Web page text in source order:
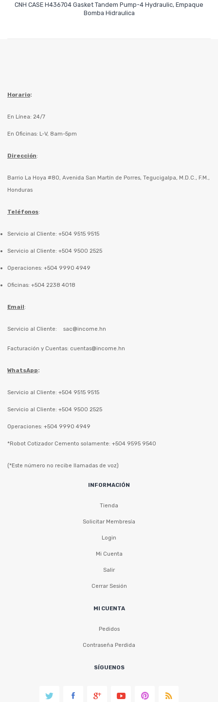
CNH CASE H436704 Gasket Tandem Pump-4 Hydraulic, Empaque
Bomba Hidraulica
Leer Más
Horario:
En Línea: 24/7
En Oficinas: L-V, 8am-5pm
Dirección:
Barrio La Hoya #80, Avenida San Martín de Porres, Tegucigalpa, M.D.C., F.M.,
Honduras
Teléfonos:
Servicio al Cliente: +504 9515 9515
Servicio al Cliente: +504 9500 2525
Operaciones: +504 9990 4949
Oficinas: +504 2238 4018
Email:
Servicio al Cliente: sac@income.hn
Facturación y Cuentas: cuentas@income.hn
WhatsApp:
Servicio al Cliente: +504 9515 9515
Servicio al Cliente: +504 9500 2525
Operaciones: +504 9990 4949
*Robot Cotizador Cemento solamente: +504 9595 9540
(*Este número no recibe llamadas de voz)
INFORMACIÓN
Tienda
Solicitar Membresía
Login
Mi Cuenta
Salir
Cerrar Sesión
MI CUENTA
Pedidos
Contraseña Perdida
SÍGUENOS